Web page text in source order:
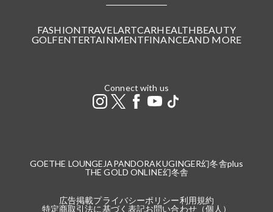
FASHIONTRAVELARTCARHEALTHBEAUTY
GOLFENTERTAINMENTFINANCEAND MORE
Connect with us
GOETHE LOUNGE JAPANDORAKUGINGER幻冬舎plus
THE GOLD ONLINE幻冬舎
広告掲載プライバシーポリシー利用規約
特定商取引法に基づく表記お問い合わせ（個人）